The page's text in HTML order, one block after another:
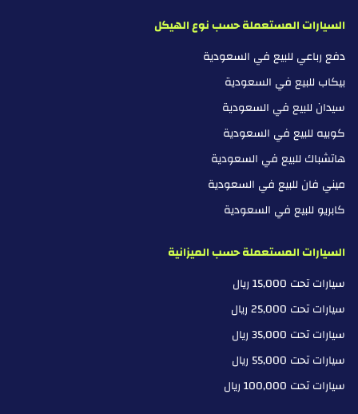
السيارات المستعملة حسب نوع الهيكل
دفع رباعي للبيع في السعودية
بيكاب للبيع في السعودية
سيدان للبيع في السعودية
كوبيه للبيع في السعودية
هاتشباك للبيع في السعودية
ميني فان للبيع في السعودية
كابريو للبيع في السعودية
السيارات المستعملة حسب الميزانية
سيارات تحت 15,000 ريال
سيارات تحت 25,000 ريال
سيارات تحت 35,000 ريال
سيارات تحت 55,000 ريال
سيارات تحت 100,000 ريال